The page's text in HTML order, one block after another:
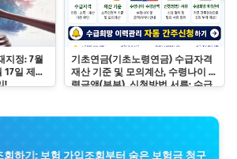
지정: 7월
17일 제헌
!
기초연금(기초노령연금) 수급자격
재산 기준 및 모의계산, 수령나이 수
령금액(부부), 신청방법 서류: 수급
회하기: 보험 가입조회부터 숨은 보험금 청구